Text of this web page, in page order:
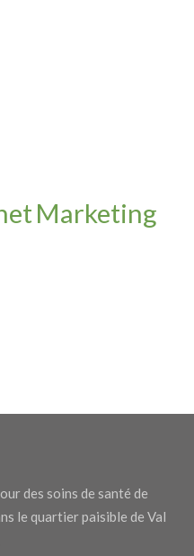
Marketing
des soins de santé de
le quartier paisible de Val